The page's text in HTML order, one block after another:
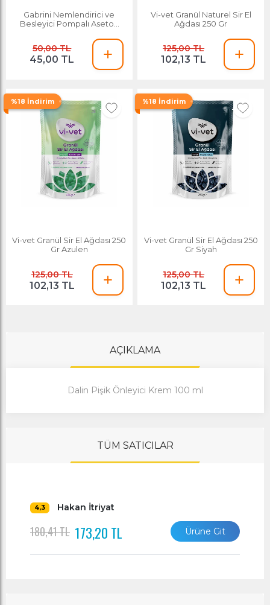
Gabrini Nemlendirici ve
Besleyici Pompalı Aseton
50,00 TL
45,00 TL
Vi-vet Granül Naturel Sir El
Ağdası 250 Gr
125,00 TL
102,13 TL
%18 İndirim
Vi-vet Granül Sir El Ağdası 250
Gr Azulen
125,00 TL
102,13 TL
%18 İndirim
Vi-vet Granül Sir El Ağdası 250
Gr Siyah
125,00 TL
102,13 TL
AÇIKLAMA
Dalin Pişik Önleyici Krem 100 ml
TÜM SATICILAR
4,3 Hakan İtriyat
180,41 TL 173,20 TL Ürüne Git